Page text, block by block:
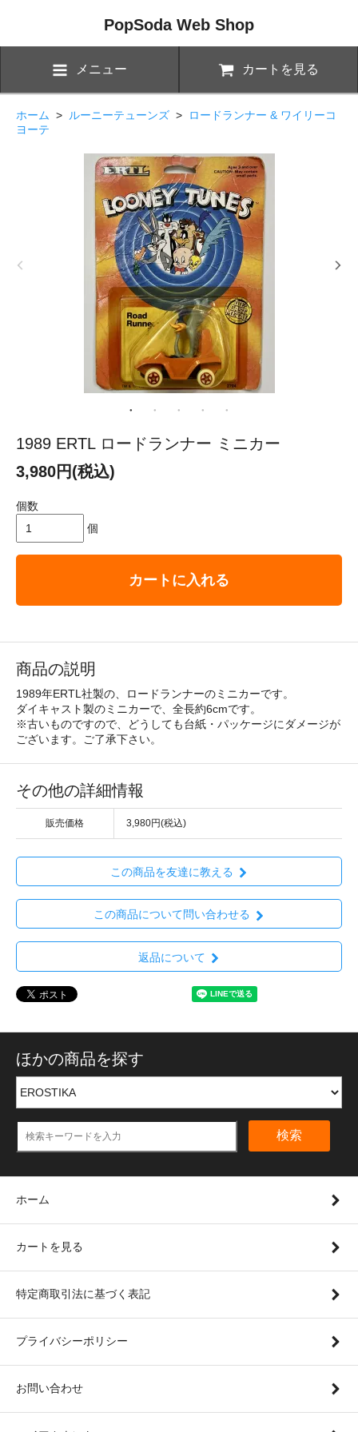
PopSoda Web Shop
メニュー カートを見る
ホーム > ルーニーテューンズ >
ロードランナー & ワイリーコ
ヨーテ
1989 ERTL ロードランナー ミニカー
3,980円(税込)
個数
個
カートに入れる
商品の説明
1989年ERTL社製の、ロードランナーのミニカーです。
ダイキャスト製のミニカーで、全長約6cmです。
※古いものですので、どうしても台紙・パッケージにダメージが
ございます。ご了承下さい。
その他の詳細情報
販売価格 3,980円(税込)
この商品を友達に教える
この商品について問い合わせる
返品について
ほかの商品を探す
検索
ホーム
カートを見る
特定商取引法に基づく表記
プライバシーポリシー
お問い合わせ